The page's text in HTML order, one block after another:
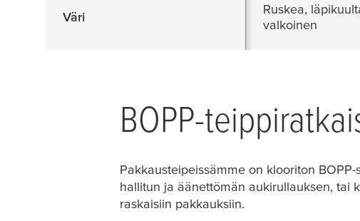
Väri
Ruskea,
valkoinen
BOPP-
Pakkausteipeissämme on klooriton
hallitun ja äänettömän aukirullauksen, tai
raskaisiin pakkauksiin.